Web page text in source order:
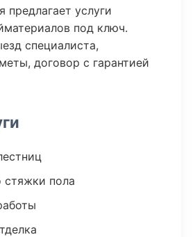
услуги
под ключ.
специалиста,
договор с гарантией
стяжки пола